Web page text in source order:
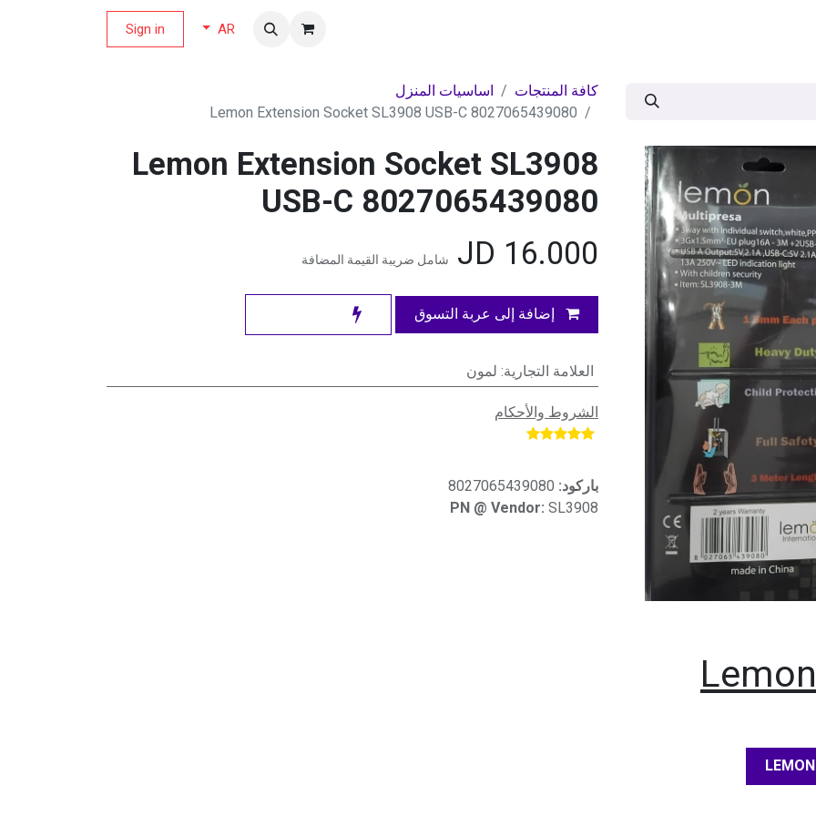
AR
Sign in
كافة المنتجات
اساسيات المنزل
Lemon Extension Socket SL3908 USB-C 8027065439080
Lemon Extension Socket SL3908
USB-C 8027065439080
16.000
شامل ضريبة القيمة المضافة
إضافة إلى عربة التسوق
العلامة التجارية: لمون
الشروط والأحكام
باركود: 8027065439080
PN @ Vendor: SL3908
LEMON